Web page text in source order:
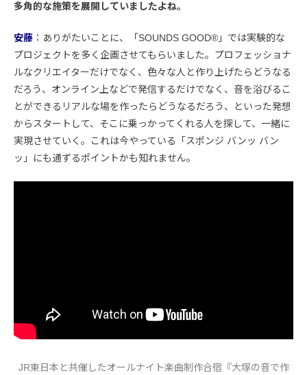
多角的な施策を展開していましたよね。
安藤 ：ありがたいことに、「SOUNDS GOOD®︎」では実験的な
プロジェクトを多く企画させてもらいました。プロフェッショナ
ルなクリエイターだけでなく、色々な人と作り上げたらどうなる
だろう、オンライン上などで発信するだけでなく、音を浴びるこ
とができるリアルな場を作ったらどうなるだろう、といった発想
からスタートして、そこに乗っかってくれる人を探して、一緒に
実現させていく。これは今やっている「スポンジ バンッ バン
ッ」にも通ずるポイントかも知れません。
JR東日本と共催したオールナイト楽曲制作合宿『大塚の音で作